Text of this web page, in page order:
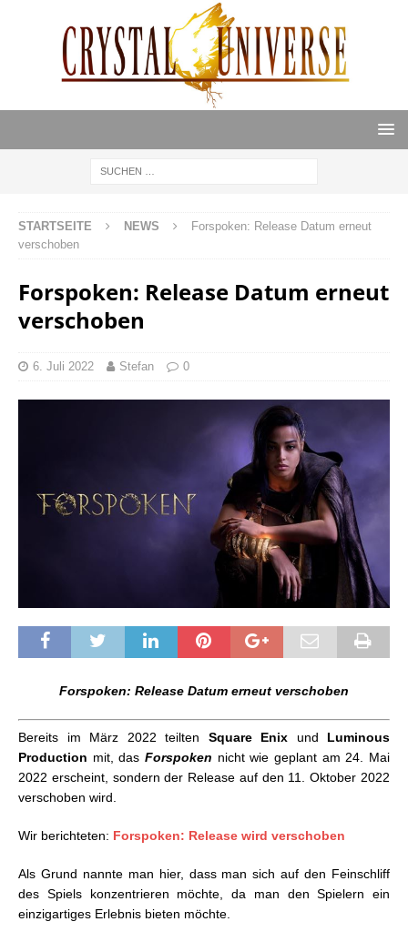
STARTSEITE NEWS
Forspoken: Release Datum erneut
verschoben
Forspoken: Release Datum erneut
verschoben
6. Juli 2022 Stefan 0
Forspoken: Release Datum erneut verschoben
Bereits im März 2022 teilten Square Enix und Luminous
Production mit, das Forspoken nicht wie geplant am 24. Mai
2022 erscheint, sondern der Release auf den 11. Oktober 2022
verschoben wird.
Wir berichteten: Forspoken: Release wird verschoben
Als Grund nannte man hier, dass man sich auf den Feinschliff
des Spiels konzentrieren möchte, da man den Spielern ein
einzigartiges Erlebnis bieten möchte.